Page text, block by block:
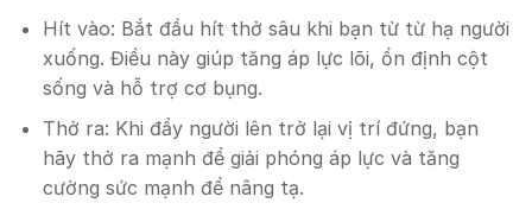
Hít vào: Bắt đầu hít thở sâu khi bạn từ từ hạ người
xuống. Điều này giúp tăng áp lực lõi, ổn định cột
sống và hỗ trợ cơ bụng.
Thở ra: Khi đẩy người lên trở lại vị trí đứng, bạn
hãy thở ra mạnh để giải phóng áp lực và tăng
cường sức mạnh để nâng tạ.